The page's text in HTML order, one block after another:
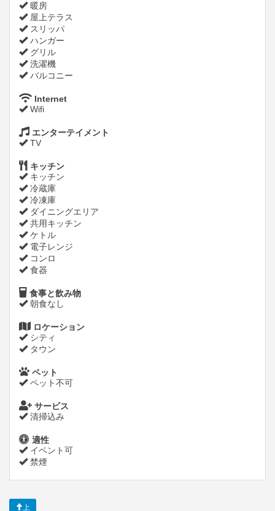
暖房
屋上テラス
スリッパ
ハンガー
グリル
洗濯機
バルコニー
Internet
Wifi
エンターテイメント
TV
キッチン
キッチン
冷蔵庫
冷凍庫
ダイニングエリア
共用キッチン
ケトル
電子レンジ
コンロ
食器
食事と飲み物
朝食なし
ロケーション
シティ
タウン
ペット
ペット不可
サービス
清掃込み
適性
イベント可
禁煙
上